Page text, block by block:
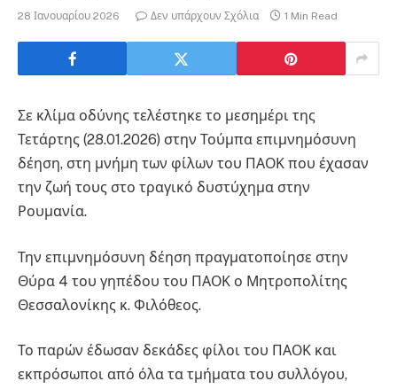
28 Ιανουαρίου 2026 Δεν υπάρχουν Σχόλια 1 Min Read
Σε κλίμα οδύνης τελέστηκε το μεσημέρι της
Τετάρτης (28.01.2026) στην Τούμπα επιμνημόσυνη
δέηση, στη μνήμη των φίλων του ΠΑΟΚ που έχασαν
την ζωή τους στο τραγικό δυστύχημα στην
Ρουμανία.
Την επιμνημόσυνη δέηση πραγματοποίησε στην
Θύρα 4 του γηπέδου του ΠΑΟΚ ο Μητροπολίτης
Θεσσαλονίκης κ. Φιλόθεος.
Το παρών έδωσαν δεκάδες φίλοι του ΠΑΟΚ και
εκπρόσωποι από όλα τα τμήματα του συλλόγου,